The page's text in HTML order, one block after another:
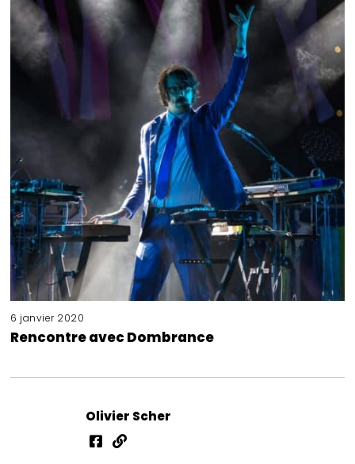
6 janvier 2020
Rencontre avec Dombrance
Olivier Scher